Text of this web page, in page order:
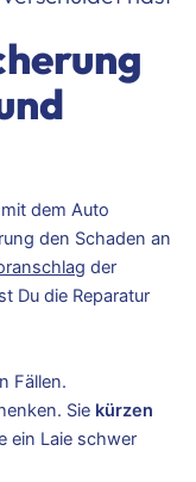
dem Auto
den Schaden an
der
Du die Reparatur
Fällen.
Sie kürzen
ein Laie schwer